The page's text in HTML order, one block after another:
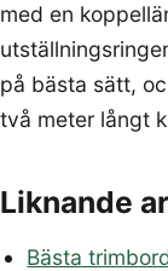
med en
på bästa sätt,
två meter långt
Liknande
Bästa